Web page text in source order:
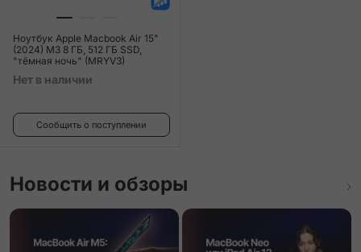
Ноутбук Apple Macbook Air 15"
(2024) M3 8 ГБ, 512 ГБ SSD,
"тёмная ночь" (MRYV3)
Нет в наличии
Сообщить о поступлении
Новости и обзоры